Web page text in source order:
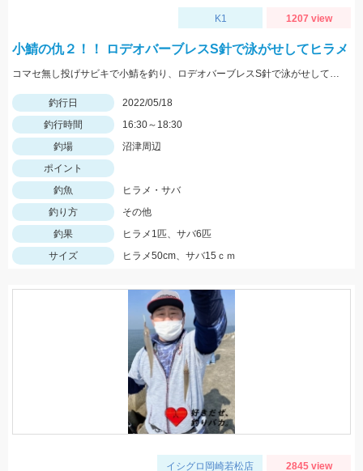
K1 1207 view
小鯖の仇２！！ ロデオバーブレスS針で泳がせしてヒラメ
コマセ無し投げサビキで小鯖を釣り、ロデオバーブレスS針で泳がせしてヒラメゲット。
釣行日
2022/05/18
釣行時間
16:30～18:30
釣場
沼津周辺
ポイント
釣魚
ヒラメ・サバ
釣り方
その他
釣果
ヒラメ1匹、サバ6匹
サイズ
ヒラメ50cm、サバ15ｃｍ
イシグロ岡崎若松店 2845 view